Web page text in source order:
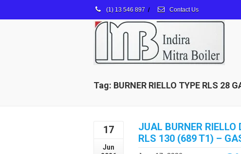
(1) 13 546 897 / Contact Us
Tag: BURNER RIELLO TYPE RLS 28
17
Jun
JUAL BURNER RIELLO
RLS 130 (689 T1) –